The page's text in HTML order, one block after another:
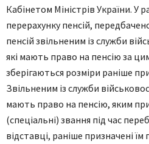
Кабінетом Міністрів України. У
перерахунку пенсій,
пенсій звільненим із служби
які мають право на пенсію за
зберігаються розміри раніше
Звільненим із служби
мають право на пенсію, яким
(спеціальні) звання під час
відставці, раніше призначені їм